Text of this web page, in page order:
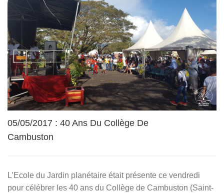
05/05/2017 : 40 Ans Du Collège De
Cambuston
L’Ecole du Jardin planétaire était présente ce vendredi
pour célébrer les 40 ans du Collège de Cambuston (Saint-